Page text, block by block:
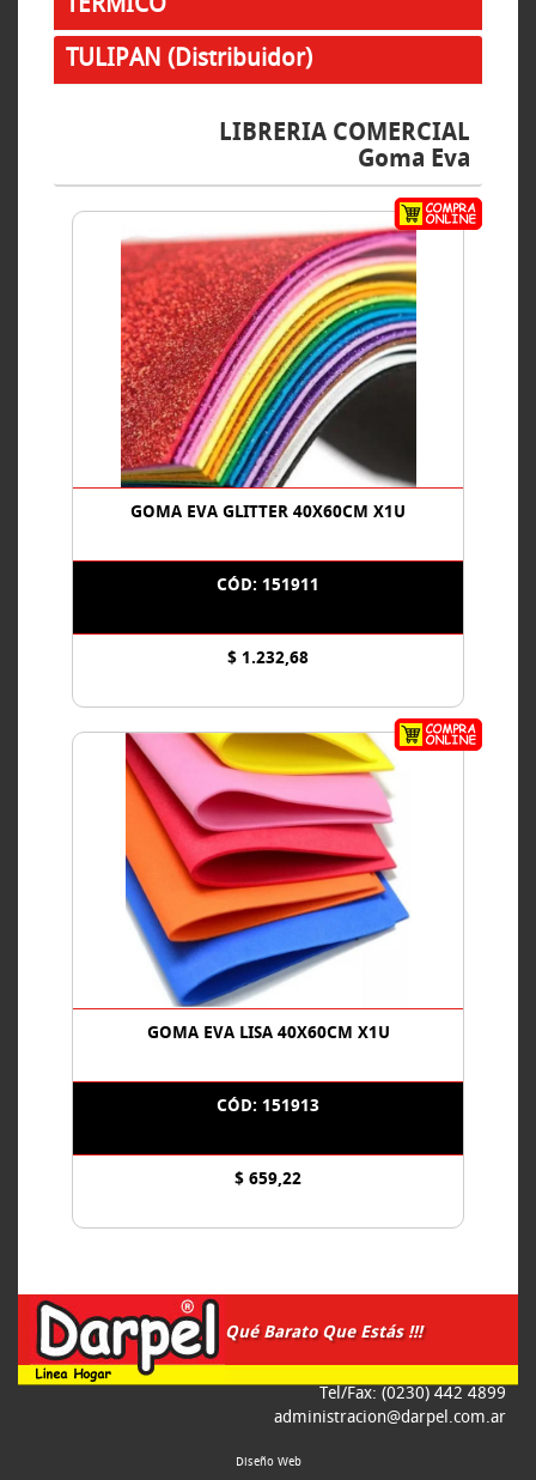
TERMICO
TULIPAN (Distribuidor)
LIBRERIA COMERCIAL
Goma Eva
GOMA EVA GLITTER 40X60CM X1U
CÓD: 151911
$ 1.232,68
GOMA EVA LISA 40X60CM X1U
CÓD: 151913
$ 659,22
Qué Barato Que Estás !!!
Tel/Fax: (0230) 442 4899
administracion@darpel.com.ar
Diseño Web